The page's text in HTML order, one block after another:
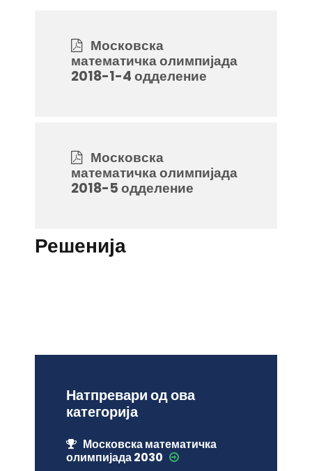
Московска
математичка олимпијада
2018-1-4 одделение
Московска
математичка олимпијада
2018-5 одделение
Решенија
Натпревари од ова
категорија
Московска математичка
олимпијада 2030